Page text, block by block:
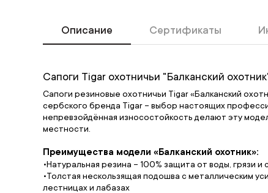
Описание Сертификаты
Сапоги Tigar охотничьи "Балканский
Сапоги резиновые охотничьи Tigar «Балканский
сербского бренда Tigar – выбор настоящих
непревзойдённая износостойкость делают эту
местности.
Преимущества модели «Балканский охотник»:
•Натуральная резина – 100% защита от воды, грязи и
•Толстая нескользящая подошва с металлическим
лестницах и лабазах